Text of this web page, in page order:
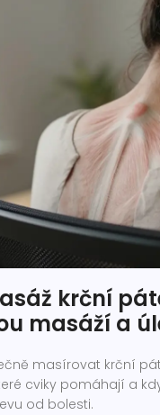
krční
masáží a
masírovat krční
cviky pomáhají a
od bolesti.